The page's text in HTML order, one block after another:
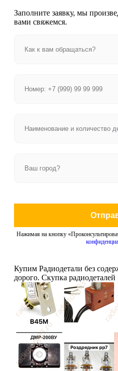
Заполните заявку, мы
вами свяжемся.
Нажимая на кнопку
Купим Радиодетали без
дорого. Скупка